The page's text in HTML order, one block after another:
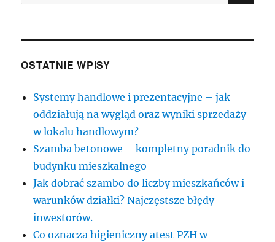
OSTATNIE WPISY
Systemy handlowe i prezentacyjne – jak
oddziałują na wygląd oraz wyniki sprzedaży
w lokalu handlowym?
Szamba betonowe – kompletny poradnik do
budynku mieszkalnego
Jak dobrać szambo do liczby mieszkańców i
warunków działki? Najczęstsze błędy
inwestorów.
Co oznacza higieniczny atest PZH w